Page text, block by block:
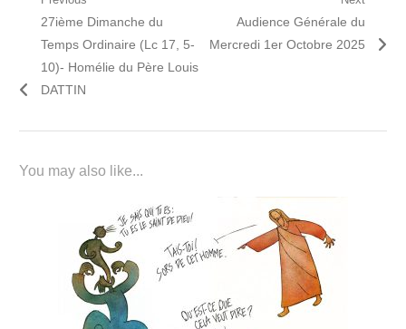
de
l’article
Previous
post:
27ième Dimanche du
Temps Ordinaire (Lc 17, 5-
10)- Homélie du Père Louis
DATTIN
Next
post:
Audience Générale du
Mercredi 1er Octobre 2025
You may also like...